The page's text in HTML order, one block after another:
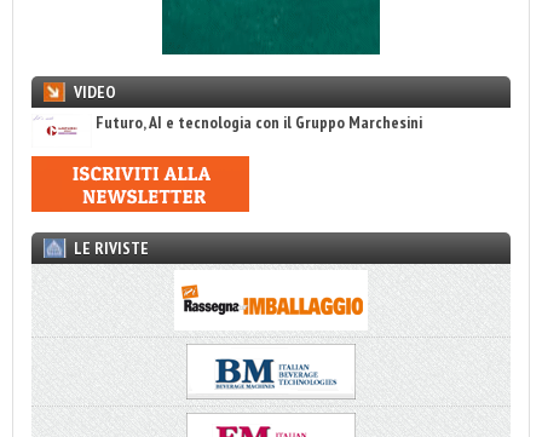
VIDEO
Futuro, AI e tecnologia con il Gruppo Marchesini
LE RIVISTE